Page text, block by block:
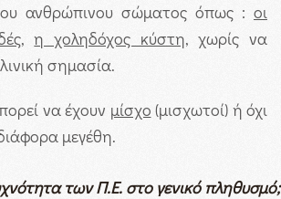
ανθρώπινου σώματος όπως : οι
,η χοληδόχος κύστη, χωρίς να
σημασία.
να έχουν μίσχο (μισχωτοί) ή όχι
μεγέθη.
των Π.Ε. στο γενικό πληθυσμό;